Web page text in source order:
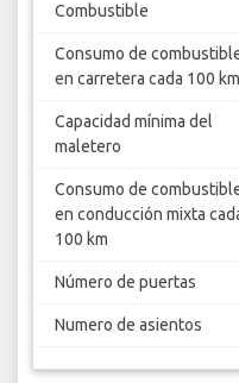
Combustible
Consumo de
en carretera cada 100 km
Capacidad mínima del
maletero
Consumo de
en conducción mixta
100 km
Número de puertas
Numero de asientos